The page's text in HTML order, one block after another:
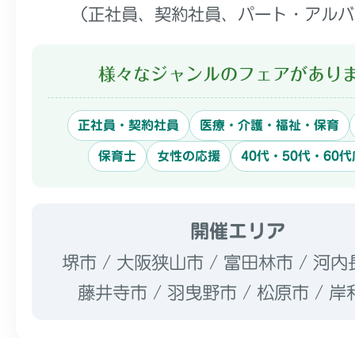
（正社員、契約社員、パート・アル
様々なジャンルのフェアがあり
正社員・契約社員 医療・介護・福祉・保育
保育士 女性の応援 40代・50代・60代
開催エリア
堺市 / 大阪狭山市 / 富田林市 / 河内
藤井寺市 / 羽曳野市 / 松原市 / 岸